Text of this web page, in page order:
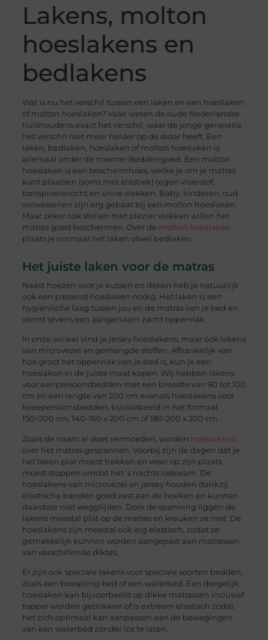
Lakens, molton
hoeslakens en
bedlakens
Wat is nu het verschil tussen een laken en een hoeslaken
of molton hoeslaken? Vaak weten de oude Nederlandse
huishoudens exact het verschil, waar de jonge generatie
het verschil niet meer helder op de radar heeft. Een
laken, bedlaken, hoeslaken of molton hoeslaken is
allemaal onder de noemer Beddengoed. Een molton
hoeslaken is een beschermhoes, welke je om je matras
kunt plaatsen (soms met elastiek) tegen vloeistof,
transpiratievocht en urine vlekken. Baby, kinderen, oud
volwassenen zijn erg gebaat bij een molton hoeslaken.
Maar zeker ook stellen met plezier vlekken willen het
matras goed beschermen. Over de molton hoeslaken
plaats je normaal het laken ofwel bedlaken.
Het juiste laken voor de matras
Naast hoezen voor je kussen en deken heb je natuurlijk
ook een passend hoeslaken nodig. Het laken is een
hygiënische laag tussen jou en de matras van je bed en
vormt tevens een aangenaam zacht oppervlak.
In onze winkel vind je jersey hoeslakens, maar ook lakens
van microvezel en gemengde stoffen. Afhankelijk van
hoe groot het oppervlak van je bed is, kun je een
hoeslaken in de juiste maat kopen. Wij hebben lakens
voor eenpersoonsbedden met een breedte van 90 tot 100
cm en een lengte van 200 cm evenals hoeslakens voor
tweepersoonsbedden, bijvoorbeeld in het formaat
150×200 cm, 140-160 x 200 cm of 180-200 x 200 cm .
Zoals de naam al doet vermoeden, worden hoeslakens
over het matras gespannen. Voorbij zijn de dagen dat je
het laken plat moest trekken en weer op zijn plaats
moest stoppen omdat het ’s nachts loskwam. De
hoeslakens van microvezel en jersey houden dankzij
elastische banden goed vast aan de hoeken en kunnen
daardoor niet wegglijden. Door de spanning liggen de
lakens meestal plat op de matras en kreuken ze niet. De
hoeslakens zijn meestal ook erg elastisch, zodat ze
gemakkelijk kunnen worden aangepast aan matrassen
van verschillende diktes.
Er zijn ook speciale lakens voor speciale soorten bedden,
zoals een boxspring bed of een waterbed. Een dergelijk
hoeslaken kan bijvoorbeeld op dikke matrassen inclusief
topper worden getrokken of is extreem elastisch zodat
het zich optimaal kan aanpassen aan de bewegingen
van een waterbed zonder los te laten.